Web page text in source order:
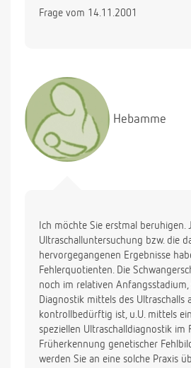
Frage vom 14.11.2001
Hebamme
Ich möchte Sie erstmal beruhigen.
Ultraschalluntersuchung bzw. die
hervorgegangenen Ergebnisse
Fehlerquotienten. Die
noch im relativen
Diagnostik mittels des Ultraschalls
kontrollbedürftig ist, u.U. mittels
speziellen Ultraschalldiagnostik im
Früherkennung genetischer
werden Sie an eine solche Praxis